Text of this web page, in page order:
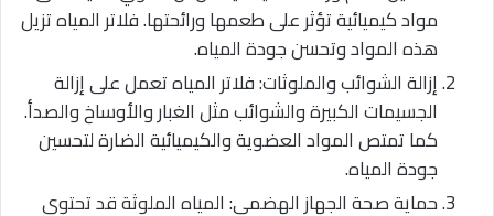
مواد كيميائية تؤثر على طعمها ورائحتها. فلاتر المياه تزيل
هذه المواد وتحسن جودة المياه.
إزالة الشوائب والملوثات: فلاتر المياه تعمل على إزالة
الجسيمات الكبيرة والشوائب مثل الغبار والأوساخ والصدأ.
كما تمتص المواد العضوية والكيميائية الضارة لتحسين
جودة المياه.
حماية صحة الجهاز الهضمي: المياه الملوثة قد تحتوي